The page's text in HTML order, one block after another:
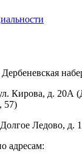
Кирова, д. 20А
57)
Ледово, д.
адресам: